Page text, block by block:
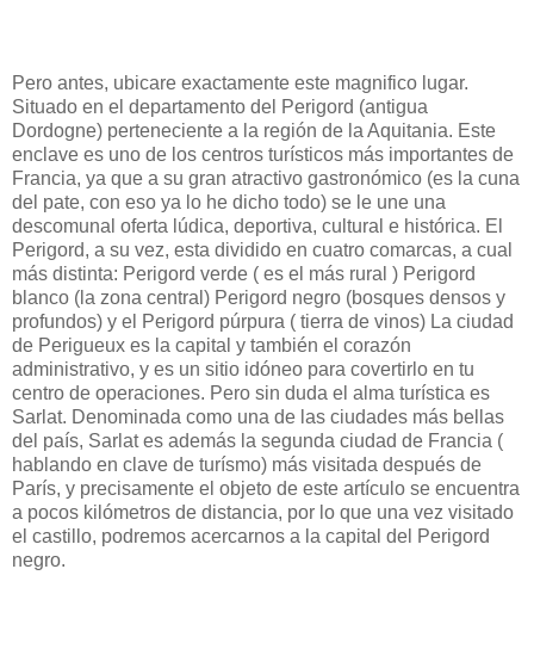
Pero antes, ubicare exactamente este magnifico lugar.
Situado en el departamento del Perigord (antigua
Dordogne) perteneciente a la región de la Aquitania. Este
enclave es uno de los centros turísticos más importantes de
Francia, ya que a su gran atractivo gastronómico (es la cuna
del pate, con eso ya lo he dicho todo) se le une una
descomunal oferta lúdica, deportiva, cultural e histórica. El
Perigord, a su vez, esta dividido en cuatro comarcas, a cual
más distinta: Perigord verde ( es el más rural ) Perigord
blanco (la zona central) Perigord negro (bosques densos y
profundos) y el Perigord púrpura ( tierra de vinos) La ciudad
de Perigueux es la capital y también el corazón
administrativo, y es un sitio idóneo para covertirlo en tu
centro de operaciones. Pero sin duda el alma turística es
Sarlat. Denominada como una de las ciudades más bellas
del país, Sarlat es además la segunda ciudad de Francia (
hablando en clave de turísmo) más visitada después de
París, y precisamente el objeto de este artículo se encuentra
a pocos kilómetros de distancia, por lo que una vez visitado
el castillo, podremos acercarnos a la capital del Perigord
negro.